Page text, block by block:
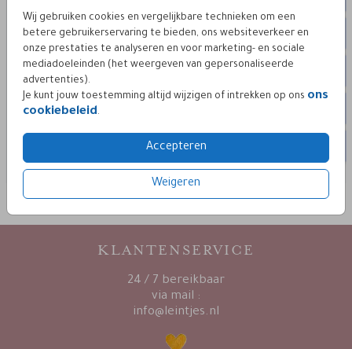
Wij gebruiken cookies en vergelijkbare technieken om een
betere gebruikerservaring te bieden, ons websiteverkeer en
onze prestaties te analyseren en voor marketing- en sociale
mediadoeleinden (het weergeven van gepersonaliseerde
advertenties).
Je kunt jouw toestemming altijd wijzigen of intrekken op ons ons
cookiebeleid.
Accepteren
Weigeren
KLANTENSERVICE
24 / 7 bereikbaar
via mail :
info@leintjes.nl